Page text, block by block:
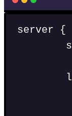
server {